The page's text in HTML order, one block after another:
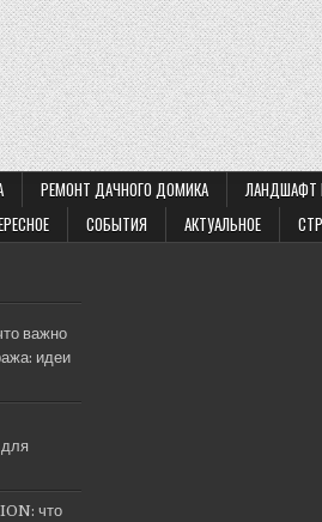
РЕМОНТ ДАЧНОГО ДОМИКА ЛАНДШАФТ
СОБЫТИЯ АКТУАЛЬНОЕ
важно
идеи
что